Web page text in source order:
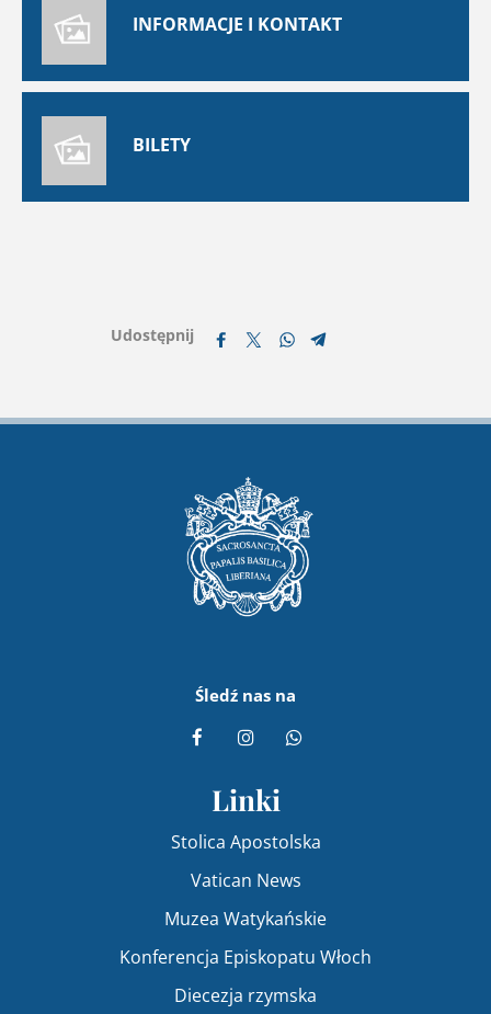
INFORMACJE I KONTAKT
BILETY
Udostępnij
Śledź nas na
Linki
Stolica Apostolska
Vatican News
Muzea Watykańskie
Konferencja Episkopatu Włoch
Diecezja rzymska